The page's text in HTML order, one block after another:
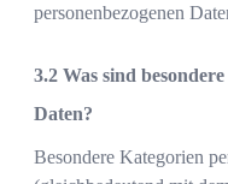
personenbezogenen
Was sind
Daten?
Besondere Kategorien